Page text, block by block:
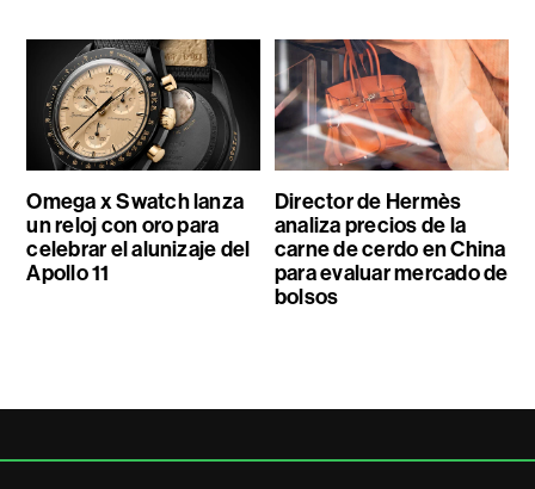
Omega x Swatch lanza
un reloj con oro para
celebrar el alunizaje del
Apollo 11
Director de Hermès
analiza precios de la
carne de cerdo en China
para evaluar mercado de
bolsos